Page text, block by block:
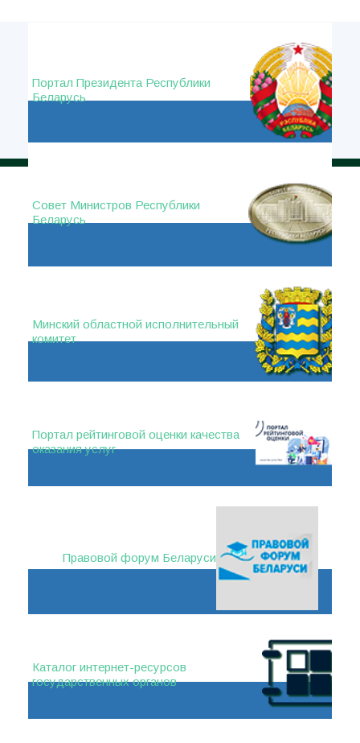
Портал Президента Республики
Беларусь
Совет Министров Республики
Беларусь
Минский областной исполнительный
комитет
Портал рейтинговой оценки качества
оказания услуг
Правовой форум Беларуси
Каталог интернет-ресурсов
государственных органов